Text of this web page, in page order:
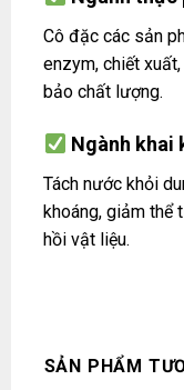
Cô đặc các sản
enzym, chiết
bảo chất lượng.
Ngành khai
Tách nước khỏi
khoáng, giảm thể
hồi vật liệu.
SẢN PHẨM